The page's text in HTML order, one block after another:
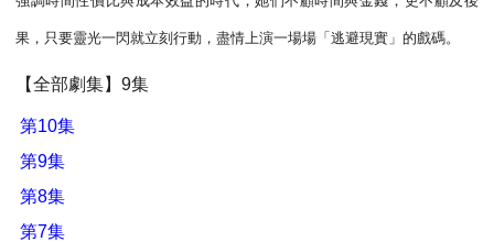
果，只要靈光一閃就立刻行動，盡情上演一場場「逃避現實」的戲碼。
【全部劇集】9集
第10集
第9集
第8集
第7集